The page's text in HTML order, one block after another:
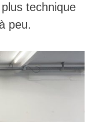
technique
peu.